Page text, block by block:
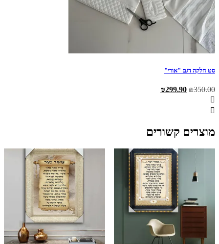
סט חלקה דגם "אורי"
₪350.00
המחיר ₪299.90
מוצרים קשורים